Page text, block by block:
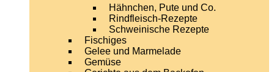
Hähnchen, Pute und Co.
Rindfleisch-Rezepte
Schweinische Rezepte
Fischiges
Gelee und Marmelade
Gemüse